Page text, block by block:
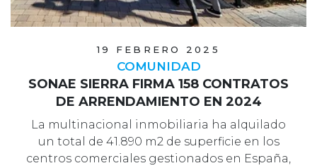
19 FEBRERO 2025
COMUNIDAD
SONAE SIERRA FIRMA 158 CONTRATOS
DE ARRENDAMIENTO EN 2024
La multinacional inmobiliaria ha alquilado
un total de 41.890 m2 de superficie en los
centros comerciales gestionados en España,